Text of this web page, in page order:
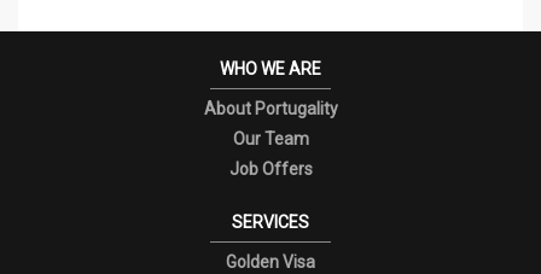
WHO WE ARE
About Portugality
Our Team
Job Offers
SERVICES
Golden Visa